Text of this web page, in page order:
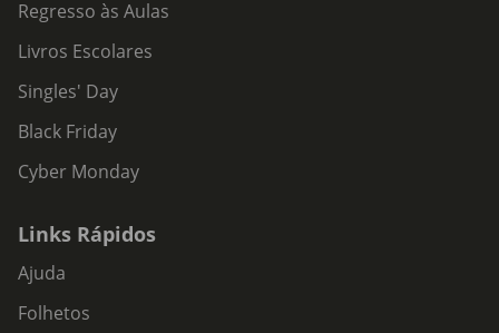
Regresso às Aulas
Livros Escolares
Singles' Day
Black Friday
Cyber Monday
Links Rápidos
Ajuda
Folhetos